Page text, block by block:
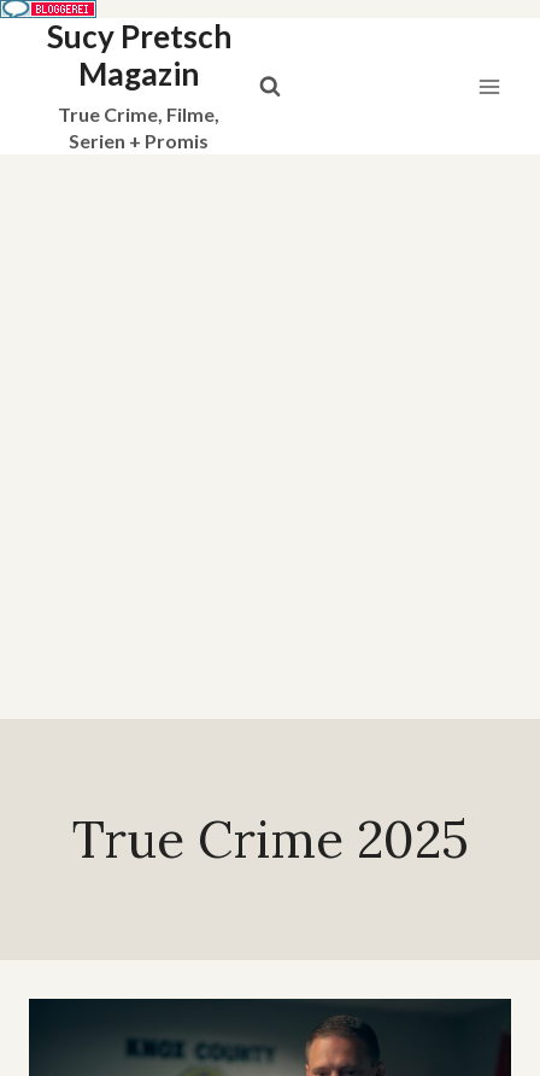
Sucy Pretsch
Magazin
True Crime, Filme,
Serien + Promis
True Crime 2025